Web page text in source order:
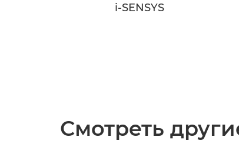
i-SENSYS
Смотреть